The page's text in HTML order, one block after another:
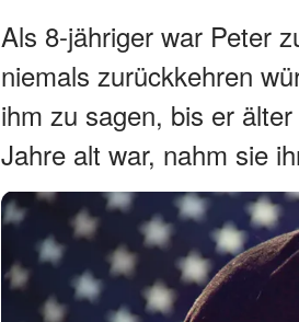
Als 8-jähriger war Peter
niemals zurückkehren
ihm zu sagen, bis er
Jahre alt war, nahm sie